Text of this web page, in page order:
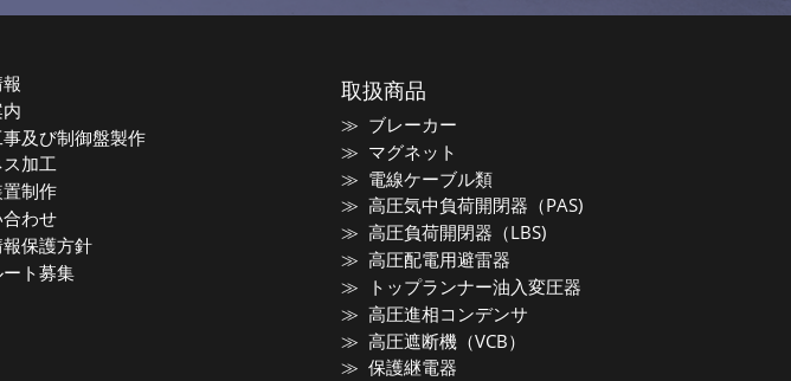
及び制御盤製作
加工
制作
わせ
保護方針
ート募集
取扱商品
ブレーカー
マグネット
電線ケーブル類
高圧気中負荷開閉器（PAS)
高圧負荷開閉器（LBS)
高圧配電用避雷器
トップランナー油入変圧器
高圧進相コンデンサ
高圧遮断機（VCB）
保護継電器